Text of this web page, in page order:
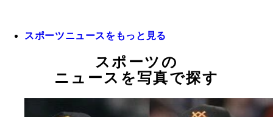
スポーツニュースをもっと見る
スポーツの
ニュースを写真で探す